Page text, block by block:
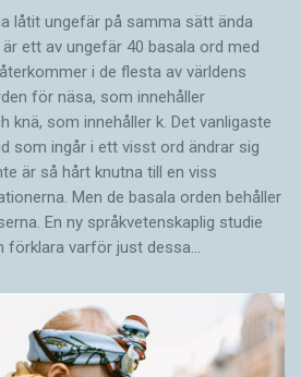
låtit ungefär på samma sätt ända
ett av ungefär 40 basala ord med
i de flesta av världens
för näsa, som innehåller
knä, som innehåller k. Det vanligaste
som ingår i ett visst ord ändrar sig
är så hårt knutna till en viss
Men de basala orden behåller
En ny språkvetenskaplig studie
förklara varför just dessa…